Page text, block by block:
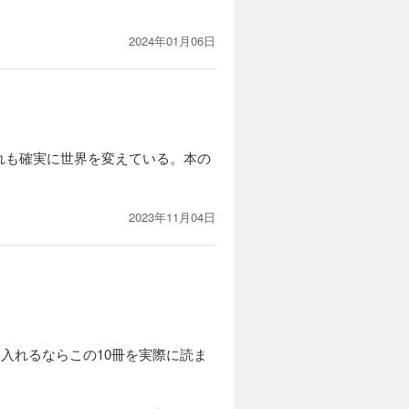
2024年01月06日
確実に世界を変えている。本の
2023年11月04日
れるならこの10冊を実際に読ま